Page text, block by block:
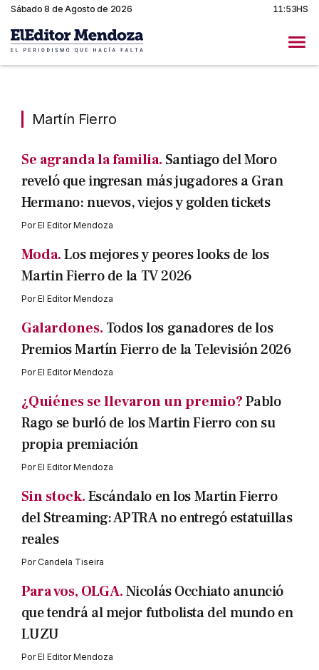
Sábado 8 de Agosto de 2026 11:53HS
Martín Fierro
Se agranda la familia. Santiago del Moro
reveló que ingresan más jugadores a Gran
Hermano: nuevos, viejos y golden tickets
PorEl Editor Mendoza
Moda.Los mejores y peores looks de los
Martin Fierro de la TV 2026
PorEl Editor Mendoza
Galardones. Todos los ganadores de los
Premios Martín Fierro de la Televisión 2026
PorEl Editor Mendoza
¿Quiénes se llevaron un premio?Pablo
Rago se burló de los Martin Fierro con su
propia premiación
PorEl Editor Mendoza
Sin stock.Escándalo en los Martin Fierro
del Streaming: APTRA no entregó estatuillas
reales
PorCandela Tiseira
Para vos, OLGA.Nicolás Occhiato anunció
que tendrá al mejor futbolista del mundo en
LUZU
PorEl Editor Mendoza